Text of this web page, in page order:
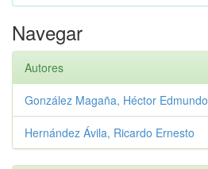
Navegar
Autores
González Magaña, Héctor Edmundo
Hernández Ávila, Ricardo Ernesto